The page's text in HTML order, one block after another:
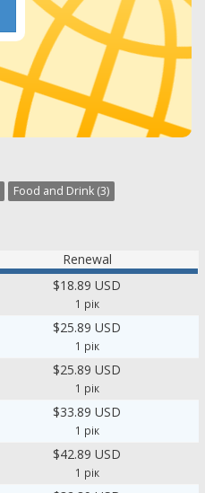
Food and Drink (3)
Renewal
$18.89 USD
1 рік
$25.89 USD
1 рік
$25.89 USD
1 рік
$33.89 USD
1 рік
$42.89 USD
1 рік